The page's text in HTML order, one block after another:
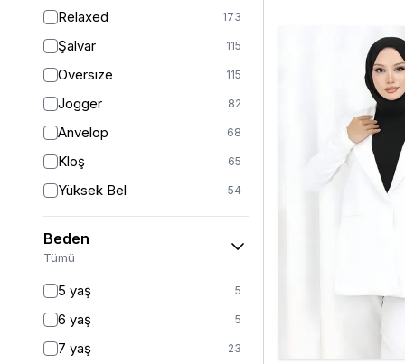
Relaxed 173
Şalvar 115
Oversize 115
Jogger 82
Anvelop 68
Kloş 65
Yüksek Bel 54
Geniş Paça 40
Palazzo 27
Beden
Tümü
5 yaş 5
6 yaş 5
7 yaş 23